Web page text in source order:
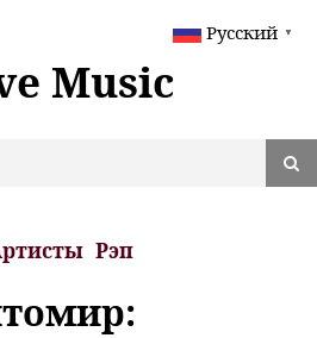
Music
Рэп
Русский ▼